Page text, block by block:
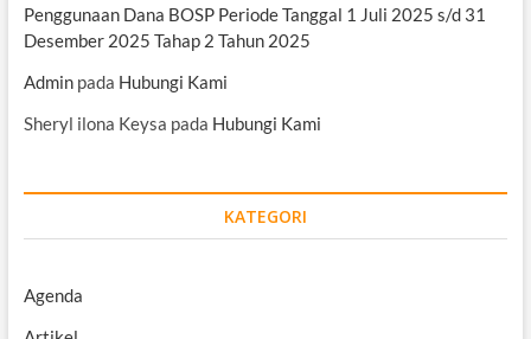
Penggunaan Dana BOSP Periode Tanggal 1 Juli 2025 s/d 31
Desember 2025 Tahap 2 Tahun 2025
Adminpada Hubungi Kami
Sheryl ilona Keysa pada Hubungi Kami
KATEGORI
Agenda